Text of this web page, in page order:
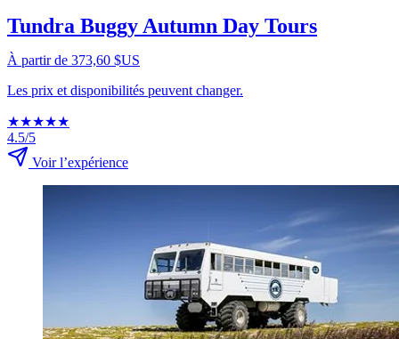
Tundra Buggy Autumn Day Tours
À partir de 373,60 $US
Les prix et disponibilités peuvent changer.
★★★★★
4.5/5
Voir l’expérience